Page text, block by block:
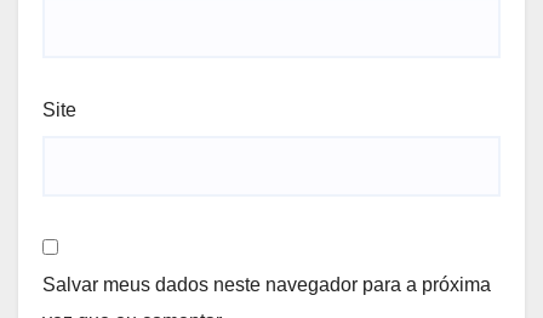
Site
Salvar meus dados neste navegador para a próxima